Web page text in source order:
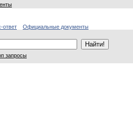
ответ
Официальные документы
запросы